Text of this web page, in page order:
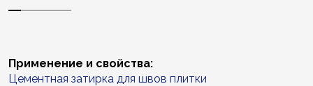
Применение и свойства:
Цементная затирка для швов плитки